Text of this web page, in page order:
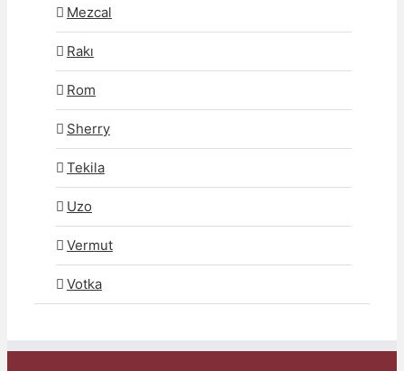
Mezcal
Rakı
Rom
Sherry
Tekila
Uzo
Vermut
Votka